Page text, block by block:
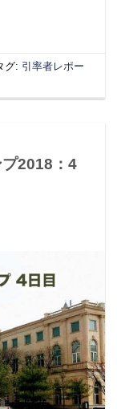
グ: 引率者レポー
2018：4